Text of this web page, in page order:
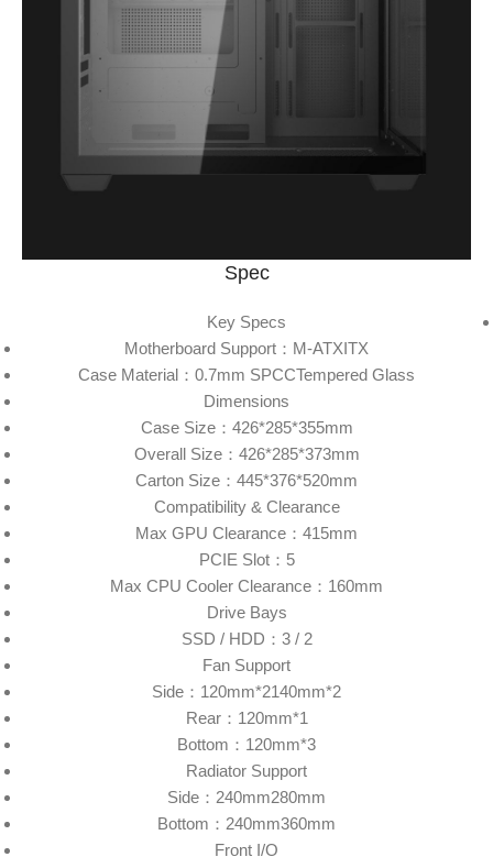
Spec
Key Specs
Motherboard Support：M-ATXITX
Case Material：0.7mm SPCCTempered Glass
Dimensions
Case Size：426*285*355mm
Overall Size：426*285*373mm
Carton Size：445*376*520mm
Compatibility & Clearance
Max GPU Clearance：415mm
PCIE Slot：5
Max CPU Cooler Clearance：160mm
Drive Bays
SSD / HDD：3 / 2
Fan Support
Side：120mm*2140mm*2
Rear：120mm*1
Bottom：120mm*3
Radiator Support
Side：240mm280mm
Bottom：240mm360mm
Front I/O